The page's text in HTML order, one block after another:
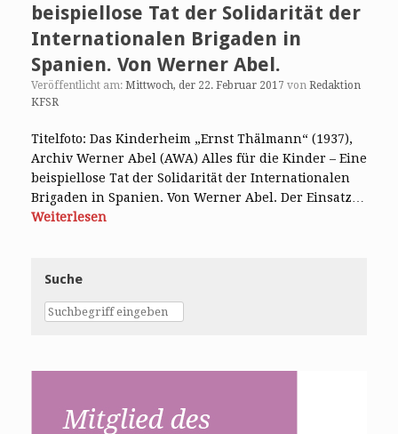
beispiellose Tat der Solidarität der
Internationalen Brigaden in
Spanien. Von Werner Abel.
Veröffentlicht am: Mittwoch, der 22. Februar 2017 von Redaktion
KFSR
Titelfoto: Das Kinderheim „Ernst Thälmann“ (1937),
Archiv Werner Abel (AWA) Alles für die Kinder – Eine
beispiellose Tat der Solidarität der Internationalen
Brigaden in Spanien. Von Werner Abel. Der Einsatz…
Weiterlesen
Suche